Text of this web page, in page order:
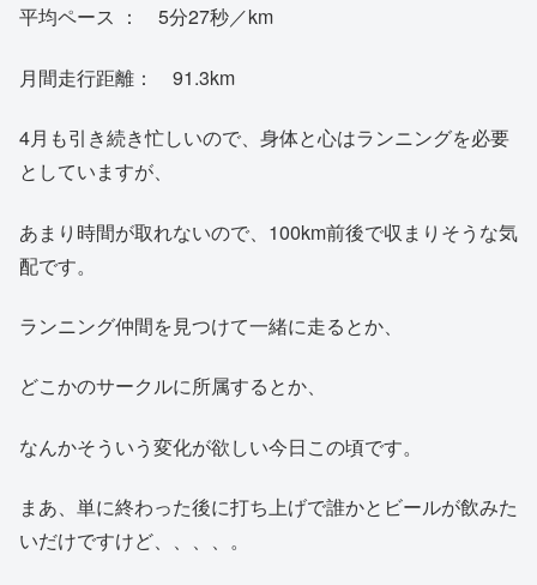
平均ペース ： 5分27秒／km
月間走行距離： 91.3km
4月も引き続き忙しいので、身体と心はランニングを必要
としていますが、
あまり時間が取れないので、100km前後で収まりそうな気
配です。
ランニング仲間を見つけて一緒に走るとか、
どこかのサークルに所属するとか、
なんかそういう変化が欲しい今日この頃です。
まあ、単に終わった後に打ち上げで誰かとビールが飲みた
いだけですけど、、、、。